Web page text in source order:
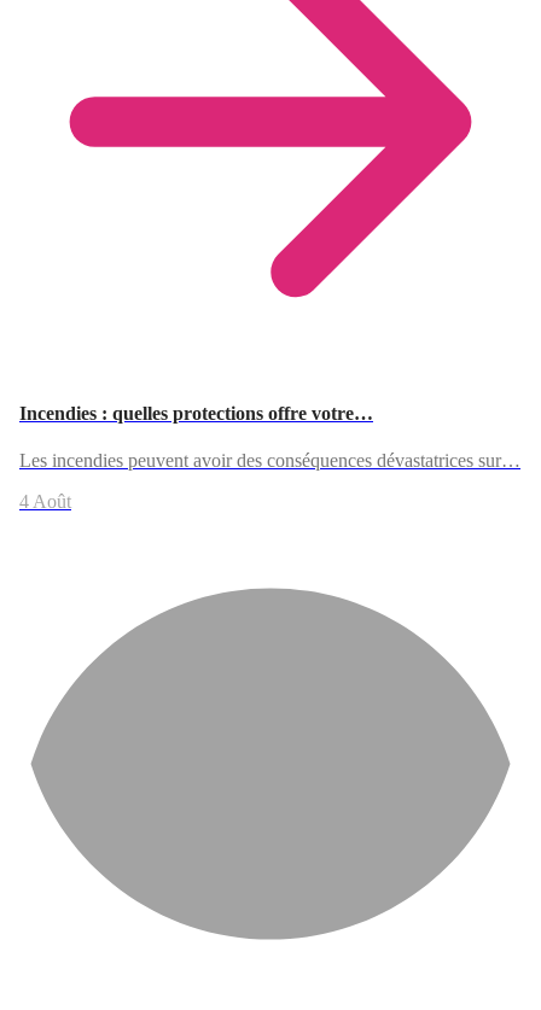
Incendies : quelles protections offre votre…
Les incendies peuvent avoir des conséquences dévastatrices sur…
4 Août